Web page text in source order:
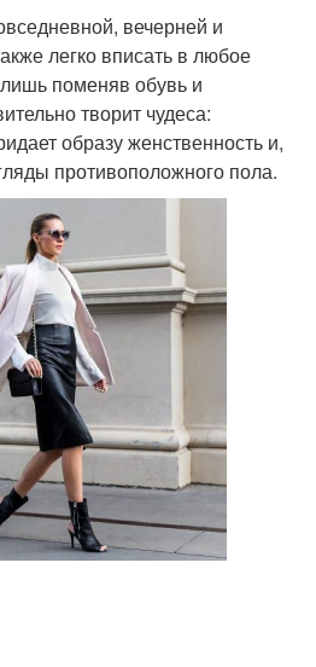
вечерней и
легко вписать в любое
поменяв обувь и
творит чудеса:
образу женственность и,
противоположного пола.